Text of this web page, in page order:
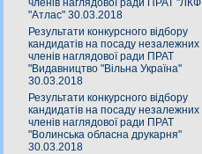
членів наглядової ради ПРАТ "ЛКФ
"Атлас" 30.03.2018
Результати конкурсного відбору
кандидатів на посаду незалежних
членів наглядової ради ПРАТ
"Видавництво "Вільна Україна"
30.03.2018
Результати конкурсного відбору
кандидатів на посаду незалежних
членів наглядової ради ПРАТ
"Волинська обласна друкарня"
30.03.2018